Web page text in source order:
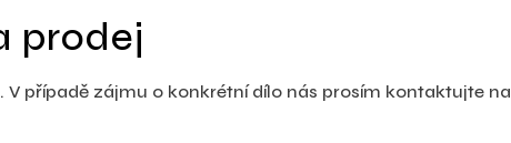
prodej
případě zájmu o konkrétní dílo nás prosím kontaktujte na